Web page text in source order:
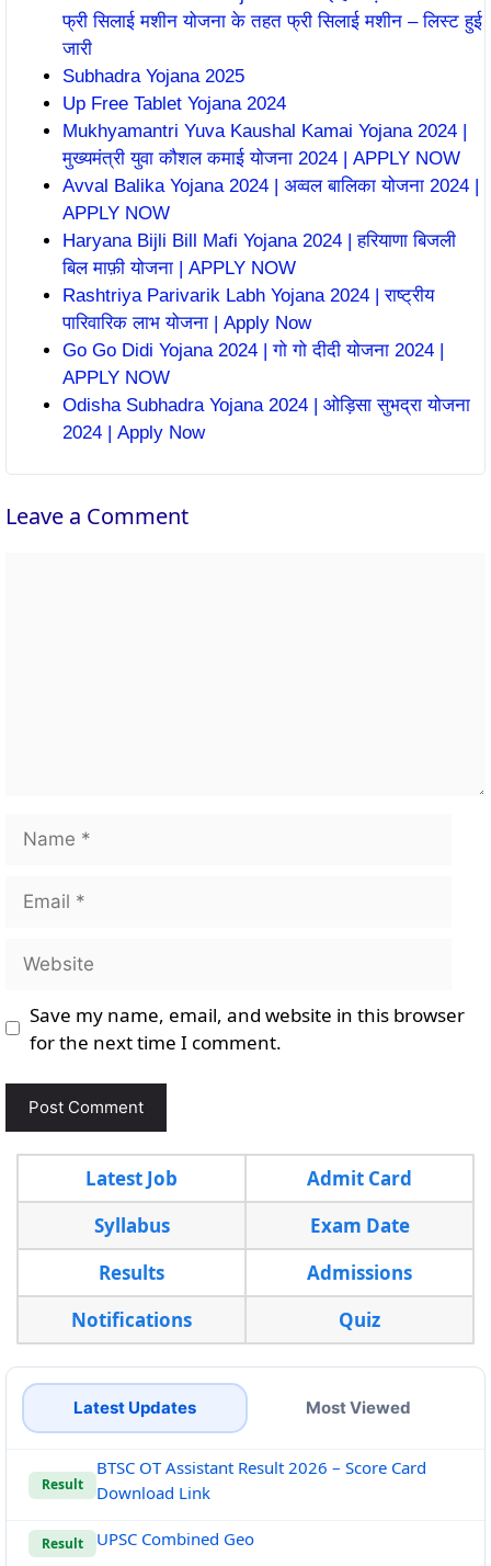
फ्री सिलाई मशीन योजना के तहत फ्री सिलाई मशीन – लिस्ट हुई
जारी
Subhadra Yojana 2025
Up Free Tablet Yojana 2024
Mukhyamantri Yuva Kaushal Kamai Yojana 2024 |
मुख्यमंत्री युवा कौशल कमाई योजना 2024 | APPLY NOW
Avval Balika Yojana 2024 | अव्वल बालिका योजना 2024 |
APPLY NOW
Haryana Bijli Bill Mafi Yojana 2024 | हरियाणा बिजली
बिल माफ़ी योजना | APPLY NOW
Rashtriya Parivarik Labh Yojana 2024 | राष्ट्रीय
पारिवारिक लाभ योजना | Apply Now
Go Go Didi Yojana 2024 | गो गो दीदी योजना 2024 |
APPLY NOW
Odisha Subhadra Yojana 2024 | ओड़िसा सुभद्रा योजना
2024 | Apply Now
Leave a Comment
Name
Email
Website
Save my name, email, and website in this browser
for the next time I comment.
Latest Job
Admit Card
Syllabus
Exam Date
Results
Admissions
Notifications
Quiz
Latest Updates Most Viewed
Result
BTSC OT Assistant Result 2026 – Score Card
Download Link
Result UPSC Combined Geo